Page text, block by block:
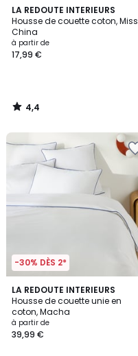
LA REDOUTE INTERIEURS
Housse de couette coton, Miss
China
à partir de
17,99 €
4,4
/ 5
4,4
/
-30% DÈS 2*
LA REDOUTE INTERIEURS
Housse de couette unie en
coton, Macha
à partir de
39,99 €
3,6
/ 5
7
Couleurs